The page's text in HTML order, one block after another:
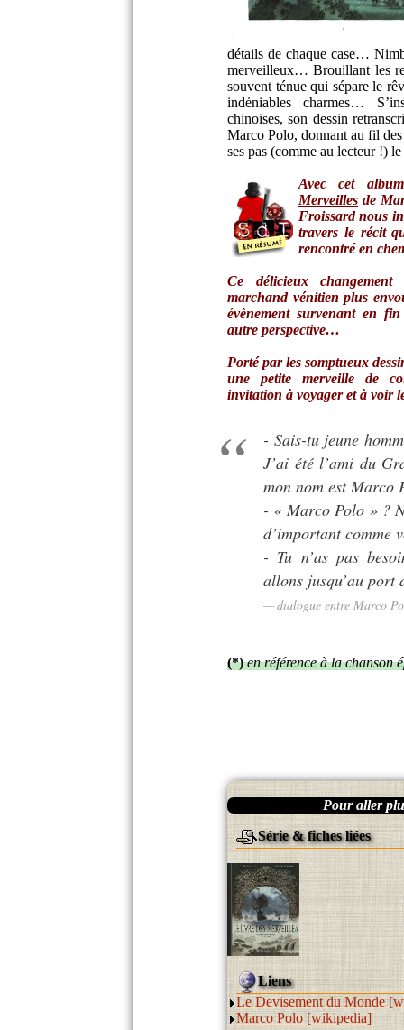
détails de chaque case…
merveilleux… Brouillant les
souvent ténue qui sépare le
indéniables charmes…
chinoises, son dessin
Marco Polo, donnant au fil
ses pas (comme au lecteur !)
Avec cet
Merveilles de
Froissard nous
travers le récit
rencontré en
Ce délicieux
marchand vénitien plus
évènement survenant en
autre perspective…
Porté par les somptueux
une petite merveille de
invitation à voyager et à voir
- Sais-tu jeune
J’ai été l’ami du
mon nom est Marco
- « Marco Polo » ?
d’important comme
- Tu n’as pas
allons jusqu’au port
dialogue entre Marco
(*) en référence à la chanson
Pour aller
Série & fiches liées
Liens
Le Devisement du Monde
Marco Polo [wikipedia]